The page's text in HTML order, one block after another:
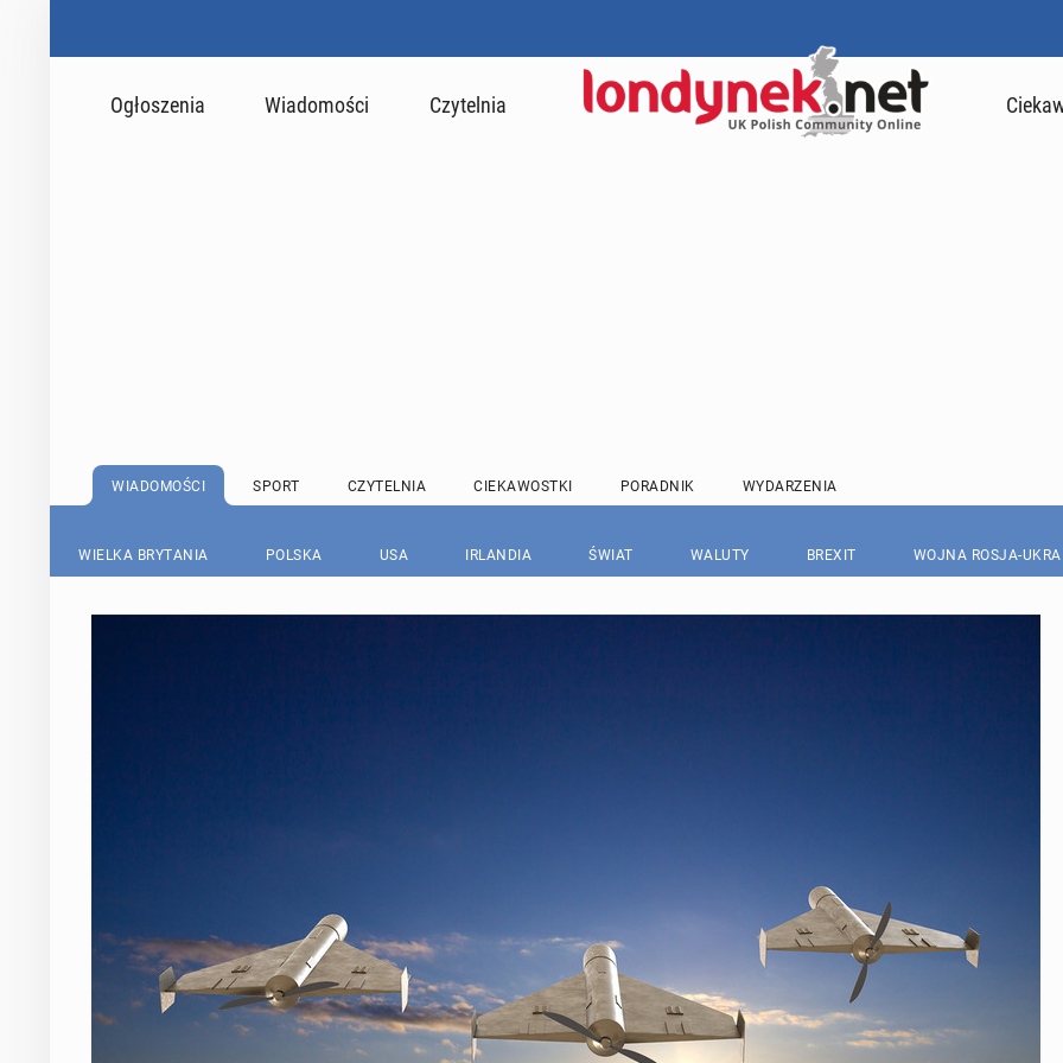
Ogłoszenia Wiadomości Czytelnia
WIADOMOŚCI SPORT CZYTELNIA CIEKAWOSTKI PORADNIK WYDARZENIA
WIELKA BRYTANIA POLSKA USA IRLANDIA ŚWIAT WALUTY BREXIT WOJNA ROSJA-